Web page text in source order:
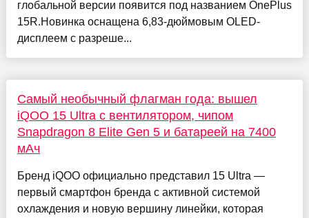
глобальной версии появится под названием OnePlus
15R.Новинка оснащена 6,83-дюймовым OLED-
дисплеем с разреше...
Самый необычный флагман года: вышел
iQOO 15 Ultra с вентилятором, чипом
Snapdragon 8 Elite Gen 5 и батареей на 7400
мАч
Бренд iQOO официально представил 15 Ultra —
первый смартфон бренда с активной системой
охлаждения и новую вершину линейки, которая